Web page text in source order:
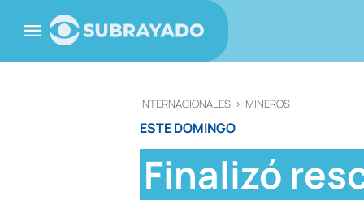
INTERNACIONALES > MINEROS
ESTE DOMINGO
Finalizó